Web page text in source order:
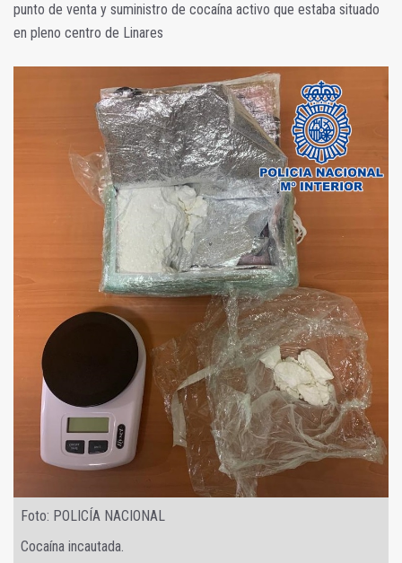
punto de venta y suministro de cocaína activo que estaba situado
en pleno centro de Linares
Foto: POLICÍA NACIONAL
Cocaína incautada.